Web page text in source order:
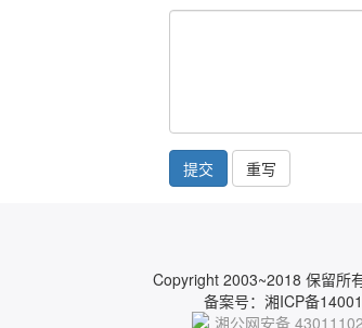
提交
Copyright 2003~2018 保留所
备案号：湘ICP备
湘公网安备